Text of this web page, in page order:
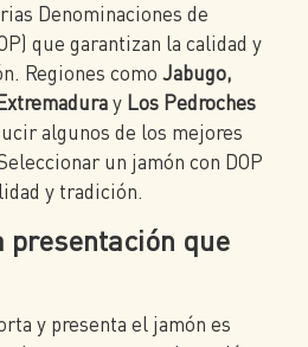
Denominaciones de
que garantizan la calidad y
Regiones como Jabugo,
y Los Pedroches
algunos de los mejores
un jamón con DOP
y tradición.
presentación que
y presenta el jamón es